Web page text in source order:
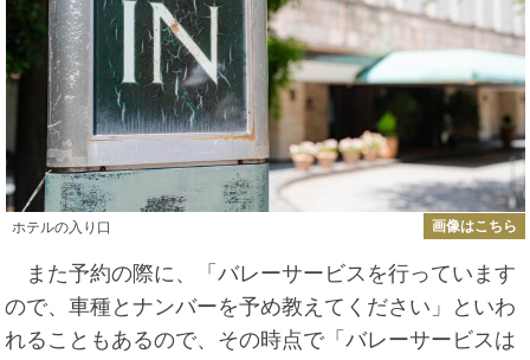
ホテルの入り口 画像はこちら
また予約の際に、「バレーサービスを行っています
ので、車種とナンバーを予め教えてください」といわ
れることもあるので、その時点で「バレーサービスは